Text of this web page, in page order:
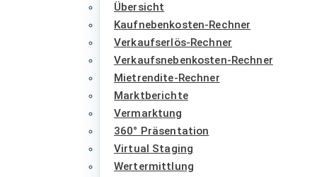
Übersicht
Kaufnebenkosten-Rechner
Verkaufserlös-Rechner
Verkaufsnebenkosten-Rechner
Mietrendite-Rechner
Marktberichte
Vermarktung
360° Präsentation
Virtual Staging
Wertermittlung